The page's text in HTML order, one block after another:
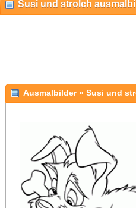
Susi und strolch
Ausmalbilder» Susi und